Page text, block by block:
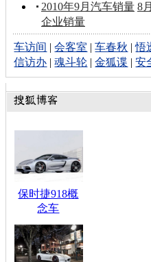
2010年9月汽车销量 8
企业销量
车访间 |会客室 |车春秋 |悟
信访办 |魂斗轮 |金狐谍 |安
保时捷918概
念车